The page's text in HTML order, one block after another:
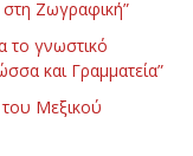
Ζωγραφική”
το γνωστικό
και Γραμματεία”
Μεξικού